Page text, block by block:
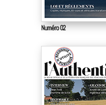
Numéro 02